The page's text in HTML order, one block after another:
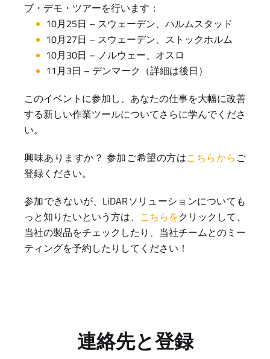
ブ・デモ・ツアーを行います：
10月25日 – スウェーデン、ハルムスタッド
10月27日 – スウェーデン、ストックホルム
10月30日 – ノルウェー、オスロ
11月3日 – デンマーク（詳細は後日）
このイベントに参加し、あなたの仕事を大幅に改善
する新しい作業ツールについてさらに学んでくださ
い。
興味ありますか？ 参加ご希望の方はこちらから ご
登録ください。
参加できないが、LiDARソリューションについても
っと知りたいという方は、 こちらをクリックして、
当社の製品をチェックしたり、当社チームとのミー
ティングを予約したりしてください！
連絡先と登録